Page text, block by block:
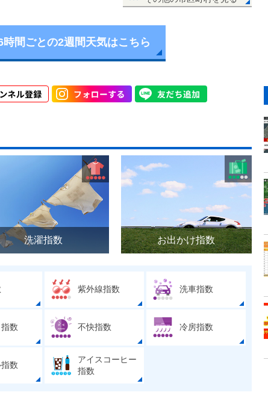
時間ごとの2週間天気はこちら
洗濯指数 お出かけ指数
紫外線指数 洗車指数
数 不快指数 冷房指数
数
アイスコーヒー
指数